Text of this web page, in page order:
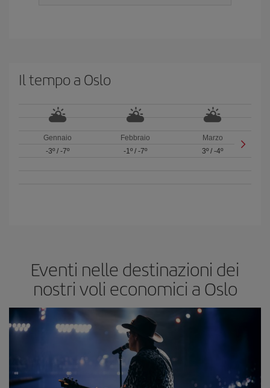
Il tempo a Oslo
Gennaio
-3º/ -7º
Febbraio
-1º/ -7º
Marzo
3º /-4º
Eventi nelle destinazioni dei
nostri voli economici a Oslo